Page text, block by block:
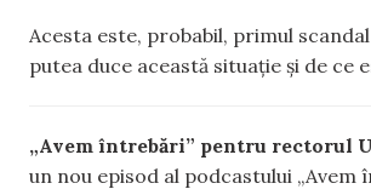
Acesta este, probabil, primul
putea duce această situație și de ce
„Avem întrebări” pentru rectorul
un nou episod al podcastului